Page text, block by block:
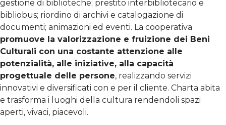
gestione di biblioteche; prestito interbibliotecario e
bibliobus; riordino di archivi e catalogazione di
documenti; animazioni ed eventi. La cooperativa
promuove la valorizzazione e fruizione dei Beni
Culturali con una costante attenzione alle
potenzialità, alle iniziative, alla capacità
progettuale delle persone, realizzando servizi
innovativi e diversificati con e per il cliente. Charta abita
e trasforma i luoghi della cultura rendendoli spazi
aperti, vivaci, piacevoli.